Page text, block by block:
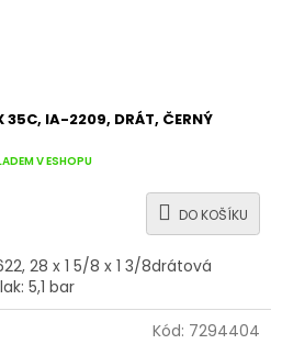
35C, IA-2209, DRÁT, ČERNÝ
V ESHOPU
DO KOŠÍKU
28 x 1 5/8 x 1 3/8drátová
5,1 bar
Kód: 7294404